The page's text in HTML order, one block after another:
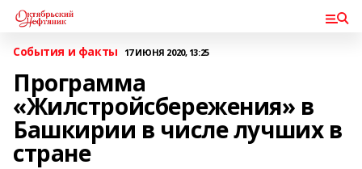
События и факты 17 ИЮНЯ 2020, 13:25
Программа
«Жилстройсбережения» в
Башкирии в числе лучших в
стране